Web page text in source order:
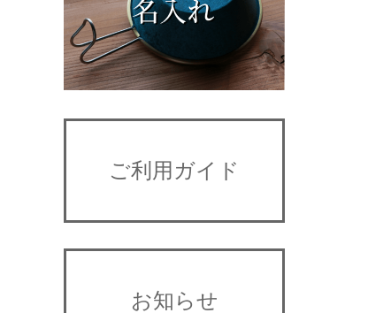
ご利用ガイド
お知らせ